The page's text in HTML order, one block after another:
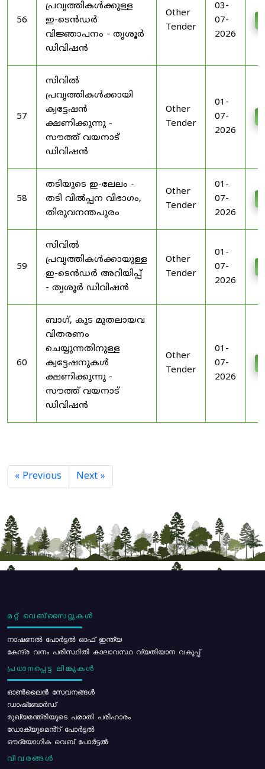
56
പ്രവൃത്തികൾക്കുള്ള
ഇ-ടെൻഡർ
വിജ്ഞാപനം - തൃശൂർ
ഡിവിഷൻ
Other
Tender
03-
07-
2026
57
സിവിൽ
പ്രവൃത്തികൾക്കായി
ക്വട്ടേഷൻ
ക്ഷണിക്കുന്നു -
സൗത്ത് വയനാട്
ഡിവിഷൻ
Other
Tender
01-
07-
2026
58
തടിയുടെ ഇ-ലേലം -
തടി വിൽപ്പന വിഭാഗം,
തിരുവനന്തപുരം
Other
Tender
01-
07-
2026
59
സിവിൽ
പ്രവൃത്തികൾക്കായുള്ള
ഇ-ടെൻഡർ അറിയിപ്പ്
- തൃശൂർ ഡിവിഷൻ
Other
Tender
01-
07-
2026
60
ബാഗ്, കുട മുതലായവ
വിതരണം
ചെയ്യുന്നതിനുള്ള
ക്വട്ടേഷനുകൾ
ക്ഷണിക്കുന്നു -
സൗത്ത് വയനാട്
ഡിവിഷൻ
Other
Tender
01-
07-
2026
« Previous Next »
മറ്റ് വെബ്സൈറ്റുകൾ
നാഷണൽ പോർട്ടൽ ഓഫ് ഇന്ത്യ
കേന്ദ്ര വനം പരിസ്ഥിതി കാലാവസ്ഥ വ്യതിയാന വകുപ്പ്
പ്രധാനപ്പെട്ട ലിങ്കുകൾ
ഓൺലൈൻ സേവനങ്ങൾ
ഡാഷ്ബോർഡ്
മുഖ്യമന്ത്രിയുടെ പരാതി പരിഹാരം
ഡോക്യുമെൻ്റ് പോർട്ടൽ
ഔദ്യോഗിക വെബ് പോർട്ടൽ
വിവരങ്ങൾ